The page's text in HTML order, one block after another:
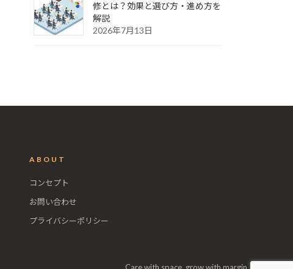
修とは？効果と選び方・進め方を
解説
2026年7月13日
ABOUT
コンセプト
お問い合わせ
プライバシーポリシー